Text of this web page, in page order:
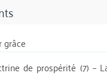
grâce
de prospérité (7) –